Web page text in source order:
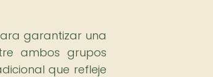
garantizar una
ambos grupos
que refleje